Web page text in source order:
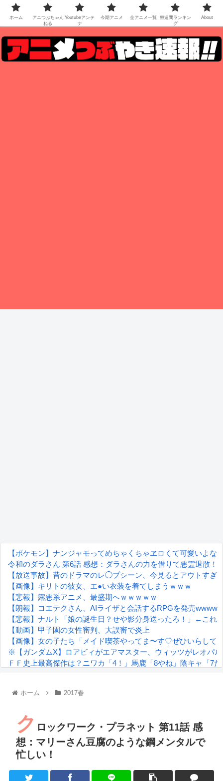
【ポケモン】ナンジャモってめちゃくちゃヱロくて可愛いよな
令和のダラさん 第6話 感想：ダラさんの力を借りて悪霊退散！
【放送事故】昔のドラマのレ◯プシーン、今見るとアウトすぎ
【画像】キリトの彼女、エ●い衣装を着てしまうｗｗｗ
【悲報】露悪系アニメ、最盛期へｗｗｗｗｗ
【朗報】コエテクさん、AIライザと会話するRPGを発売
【悲報】ナルト「娘の誕生日？せや影分身送ったろ！」←これ
【動画】甲子園の女性審判、大誤審で炎上
【画像】女の子たち「メイド喫茶やってま〜す♡ぜひいらして
※【ガンダムX】ロアビィがエアマスター、ウィッツがレオパ
ＦＦ史上最高傑作は？ニワカ「4！」馬鹿「8やね」陰キャ「7
『進撃の巨人』で一番面白いところってｗｗｗｗｗ
るろうに剣心 -明治剣客浪漫譚- 京都動乱 第33話の感想
同盟、帝国、フェザーン。生まれるなら何処がいいか問題！
ホーム 2017春
ク ロックワーク・プラネット 第11話 感
想：マリーさん豆腐のような鋼メンタルで
忙しい！
ホーム
アニつぶちゃん
ねる
Youtubeアンテ
ナ
今期アニメ 全アニメ一覧
🆕週間ランキン
グ
About